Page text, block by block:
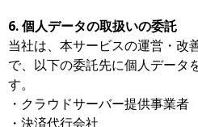
6. 個人データの取扱いの委託
当社は、本サービスの運営・改
で、以下の委託先に個人データ
す。
・クラウドサーバー提供事業者
・決済代行会社